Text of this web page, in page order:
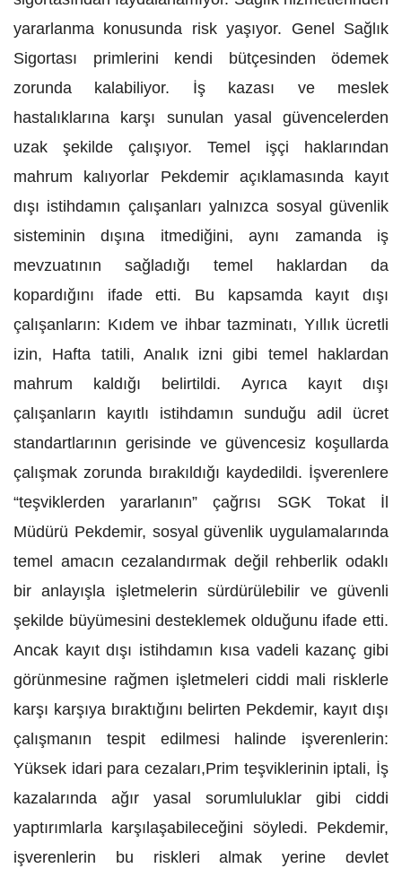
yararlanma konusunda risk yaşıyor. Genel Sağlık
Sigortası primlerini kendi bütçesinden ödemek
zorunda kalabiliyor. İş kazası ve meslek
hastalıklarına karşı sunulan yasal güvencelerden
uzak şekilde çalışıyor. Temel işçi haklarından
mahrum kalıyorlar Pekdemir açıklamasında kayıt
dışı istihdamın çalışanları yalnızca sosyal güvenlik
sisteminin dışına itmediğini, aynı zamanda iş
mevzuatının sağladığı temel haklardan da
kopardığını ifade etti. Bu kapsamda kayıt dışı
çalışanların: Kıdem ve ihbar tazminatı, Yıllık ücretli
izin, Hafta tatili, Analık izni gibi temel haklardan
mahrum kaldığı belirtildi. Ayrıca kayıt dışı
çalışanların kayıtlı istihdamın sunduğu adil ücret
standartlarının gerisinde ve güvencesiz koşullarda
çalışmak zorunda bırakıldığı kaydedildi. İşverenlere
“teşviklerden yararlanın” çağrısı SGK Tokat İl
Müdürü Pekdemir, sosyal güvenlik uygulamalarında
temel amacın cezalandırmak değil rehberlik odaklı
bir anlayışla işletmelerin sürdürülebilir ve güvenli
şekilde büyümesini desteklemek olduğunu ifade etti.
Ancak kayıt dışı istihdamın kısa vadeli kazanç gibi
görünmesine rağmen işletmeleri ciddi mali risklerle
karşı karşıya bıraktığını belirten Pekdemir, kayıt dışı
çalışmanın tespit edilmesi halinde işverenlerin:
Yüksek idari para cezaları,Prim teşviklerinin iptali, İş
kazalarında ağır yasal sorumluluklar gibi ciddi
yaptırımlarla karşılaşabileceğini söyledi. Pekdemir,
işverenlerin bu riskleri almak yerine devlet